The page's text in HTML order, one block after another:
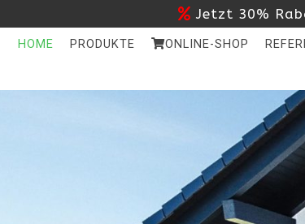
Jetzt 30%
HOME PRODUKTE ONLINE-SHOP